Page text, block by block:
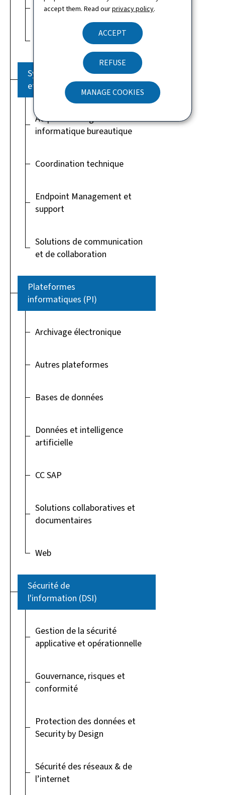
accept them. Read ourprivacy policy.
ACCEPT
REFUSE
MANAGE COOKIES
MyGuichet.lu
Systèmes distribués
et bureautique (SDB)
Acquisition et gestion
informatique bureautique
Coordination technique
Endpoint Management et
support
Solutions de communication
et de collaboration
Plateformes
informatiques (PI)
Archivage électronique
Autres plateformes
Bases de données
Données et intelligence
artificielle
CC SAP
Solutions collaboratives et
documentaires
Web
Sécurité de
l'information (DSI)
Gestion de la sécurité
applicative et opérationnelle
Gouvernance, risques et
conformité
Protection des données et
Security by Design
Sécurité des réseaux & de
l’internet